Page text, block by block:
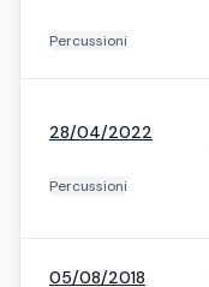
Percussioni
28/04/2022
Percussioni
05/08/2018